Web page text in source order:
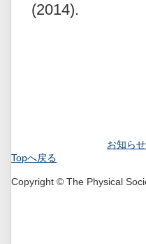
(2014).
お知ら
Topへ戻る
Copyright © The Physical